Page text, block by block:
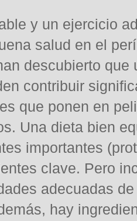
y un ejercicio
salud en el
descubierto
contribuir
que ponen en
Una dieta bien
importantes
clave. Pero
adecuadas
hay